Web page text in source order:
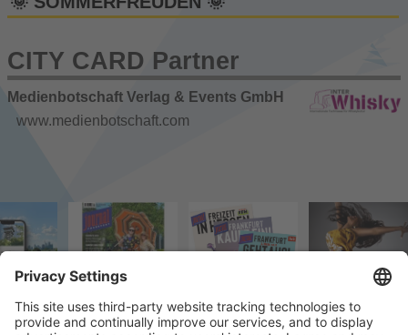
CITY CARD Partner
Medienbotschaft Verlag & Events GmbH
www.medienbotschaft.com